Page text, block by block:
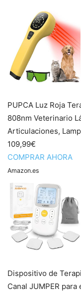
PUPCA Luz Roja
808nm Veterinario
Articulaciones,
109,99€
COMPRAR AHORA
Amazon.es
Dispositivo de
Canal JUMPER